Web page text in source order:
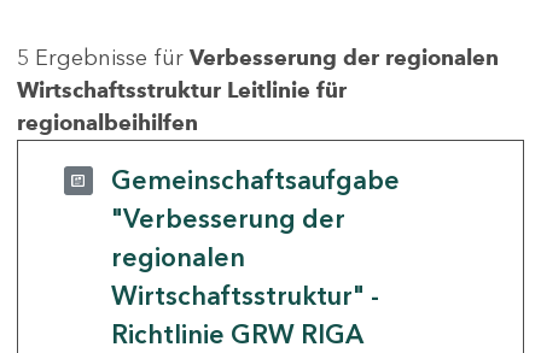
5 Ergebnisse für Verbesserung der regionalen
Wirtschaftsstruktur Leitlinie für
regionalbeihilfen
Gemeinschaftsaufgabe
"Verbesserung der
regionalen
Wirtschaftsstruktur" -
Richtlinie GRW RIGA